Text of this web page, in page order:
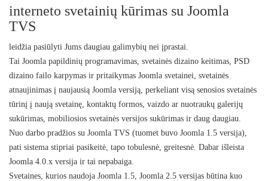
interneto svetainių kūrimas su Joomla
TVS
leidžia pasiūlyti Jums daugiau galimybių nei įprastai.
Tai Joomla papildinių programavimas, svetainės dizaino keitimas, PSD
dizaino failo karpymas ir pritaikymas Joomla svetainei, svetainės
atnaujinimas į naujausią Joomla versiją, perkeliant visą senosios svetainės
tūrinį į naują svetainę, kontaktų formos, vaizdo ar nuotraukų galerijų
sukūrimas, mobiliosios svetainės versijos sukūrimas ir daug daugiau.
Nuo darbo pradžios su Joomla TVS (tuomet buvo Joomla 1.5 versija),
pati sistema stipriai pasikeitė, tapo tobulesnė, greitesnė. Dabar išleista
Joomla 4.0.x versija ir tai nepabaiga.
Svetaines, kurios naudoja Joomla 1.5, Joomla 2.5 versijas būtina kuo